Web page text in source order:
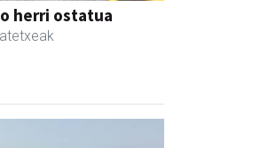
herri ostatua